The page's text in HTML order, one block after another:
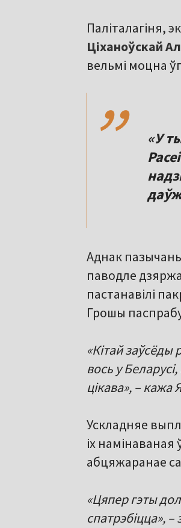
Паліталагіня,
Ціханоўскай
вельмі моцна
,,
«У
Аднак
паводле
пастанавілі
Грошы
«Кітай заўсёды
вось у
цікава», – кажа
Ускладняе
іх
абцяжаранае
«Цяпер гэты
спатрэбіцца»,